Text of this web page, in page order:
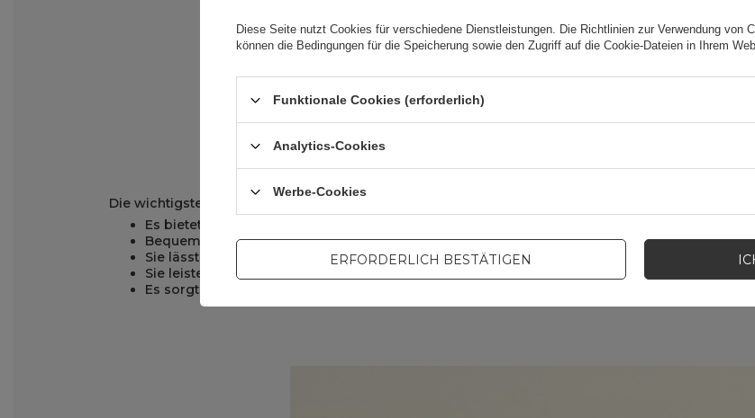
Die wichtigsten Vorteile der Wozinsky WBB8BK kleine Fahrradsatteltasche:
Es bietet Platz für wichtige Dinge wie eine faltbare Pumpe, einen Reifenflicken oder einen
Bequem und praktisch. Auch bei längeren Radtouren stört die Satteltasche nicht.
Sie lässt sich schnell unter dem Sattel befestigen undwird durch Klettbänder stabilisiert.
Sie leistet selbst unter härtesten Bedingungen gute Dienste
. Das Material, aus dem die
Es sorgt für Sicherheit beim Fahren
. Es verfügt über einen eingenähten Reflektorstreifen
Diese Seite nutzt Cookies für verschiedene Dienstleistungen. Die Richtlinien zur Verwendung von
können die Bedingungen für die Speicherung sowie den Zugriff auf die Cookie-Dateien in Ihrem
Funktionale Cookies (erforderlich)
Analytics-Cookies
Werbe-Cookies
ERFORDERLICH BESTÄTIGEN